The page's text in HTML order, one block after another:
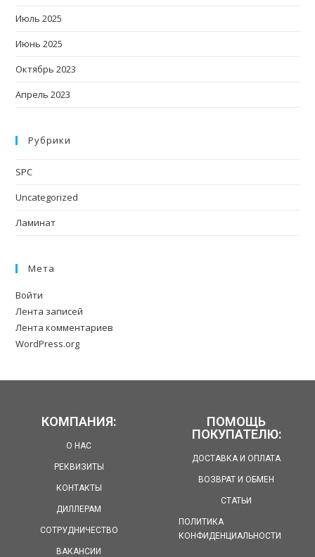
Июль 2025
Июнь 2025
Октябрь 2023
Апрель 2023
Рубрики
SPC
Uncategorized
Ламинат
Мета
Войти
Лента записей
Лента комментариев
WordPress.org
КОМПАНИЯ:
О НАС
РЕКВИЗИТЫ
КОНТАКТЫ
ДИЛЛЕРАМ
СОТРУДНИЧЕСТВО
ВАКАНСИИ
ПОМОЩЬ
ПОКУПАТЕЛЮ:
ДОСТАВКА И ОПЛАТА
ВОЗВРАТ И ОБМЕН
СТАТЬИ
ПОЛИТИКА
КОНФИДЕНЦИАЛЬНОСТИ